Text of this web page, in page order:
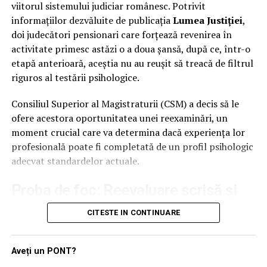
Armata de „Vipi” și Cenzorii: Un
Consiliu Director mai mare decât o
primărie de comună
trei oameni, vă înșelați amarnic. Setea de funcții este
atât de mare încât Consiliul Director al ARSP a fost
„extins” chirurgical, de la 15 la 18 membri. Că doar e loc
pentru toată lumea sub soarele dreptului penal!
Adrian-Mihai Hotca de știință (că tot e „științifică”
asociația), iar Vasile Drăghici îi suflă în ceafă lui Udroiu
expertei Simona Mihaela Andrei, care ocupă funcția de
viitorul sistemului judiciar românesc. Potrivit
informațiilor dezvăluite de publicațiaLumea Justiției,
doi judecători pensionari care forțează revenirea în
activitate primesc astăzi o a doua șansă, după ce, într-o
etapă anterioară, aceștia nu au reușit să treacă de filtrul
riguros al testării psihologice.
Consiliul Superior al Magistraturii (CSM) a decis să le
ofere acestora oportunitatea unei reexaminări, un
moment crucial care va determina dacă experiența lor
profesională poate fi completată de un profil psihologic
adecvat standardelor actuale.
un nou interviu în fața comisiei
Procedura de reexaminare nu este una formală, ci
implică un parcurs riguros de verificare. Conform
CITESTE IN CONTINUARE
Aveți un PONT?